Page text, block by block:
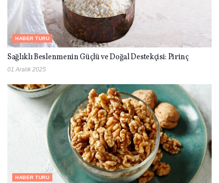
HABER TURU
Sağlıklı Beslenmenin Güçlü ve Doğal Destekçisi: Pirinç
01 Aralık 2025
HABER TURU